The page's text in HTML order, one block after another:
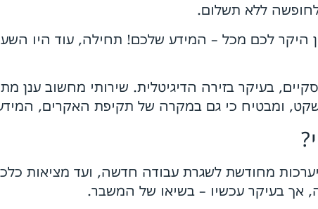
ללא תשלום.
לכם מכל – המידע שלכם! תחילה, עוד היו
בעיקר בזירה הדיגיטלית. שירותי מחשוב ענן
שקט, ומבטיח כי גם במקרה של תקיפת האקרים,
מחודשת לשגרת עבודה חדשה, ועד מציאות